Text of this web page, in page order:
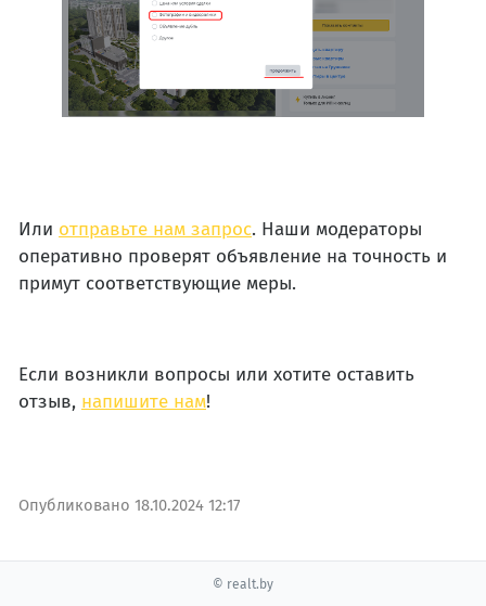
Или отправьте нам запрос. Наши модераторы
оперативно проверят объявление на точность и
примут соответствующие меры.
Если возникли вопросы или хотите оставить
отзыв, напишите нам!
Опубликовано 18.10.2024 12:17
© realt.by